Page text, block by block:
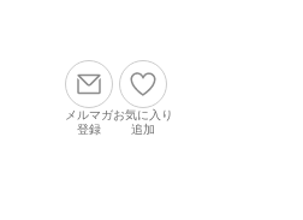
メルマガ
登録
お気に入り
追加